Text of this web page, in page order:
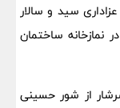
سید و سالار
نمازخانه ساختمان
از شور حسینی